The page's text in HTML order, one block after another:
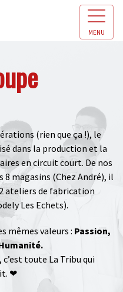
MENU
(rien que ça !), le
dans la production et la
en circuit court. De nos
8 magasins (Chez André), il
2 ateliers de fabrication
Les Echets).
mêmes valeurs : Passion,
toute La Tribu qui
❤